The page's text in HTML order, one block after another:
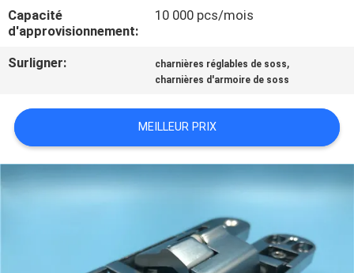
CAS
PLAN
DU
SITE
Capacité
d'approvisionnement:
10 000 pcs/mois
Surligner: charnières réglables de soss,
charnières d'armoire de soss
MEILLEUR PRIX